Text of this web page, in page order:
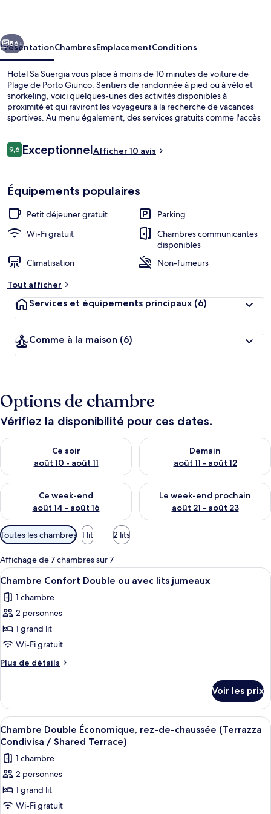
Suivant
56+
PrésentationChambresEmplacementConditions
Hotel Sa Suergia vous place à moins de 10 minutes de voiture de
Plage de Porto Giunco. Sentiers de randonnée à pied ou à vélo et
snorkeling, voici quelques-unes des activités disponibles à
proximité et qui raviront les voyageurs à la recherche de vacances
sportives. Au menu également, des services gratuits comme l'accès
Avis
voyageurs
9,69,6 sur 10
ExceptionnelAfficher 10 avis
Équipements populaires
Petit déjeuner gratuit
Parking
Wi-Fi gratuit
Chambres communicantes
disponibles
Climatisation
Non-fumeurs
Tout afficher
Services et équipements principaux (6)
Comme à la maison (6)
Options de chambre
Vérifiez la disponibilité pour ces dates.
Ce soir
août 10 - août 11
Vérifier la disponibilité pour ce soir août 10 - août 11
Demain
août 11 - août 12
Vérifier la disponibilité pour
Ce week-end
août 14 - août 16
Vérifier la disponibilité pour ce week-end août 14 - août 16
Le week-end prochain
août 21 - août 23
Vérifier la disponibilité pour
Filtres
disponibles
pour
les
chambres
Toutes les chambres 1 lit 2 lits
Affichage de 7 chambres sur 7
Afficher
toutes
les
photos
pour
ce
type
de
Chambre
Confort
Double
ou
avec
lits
jumeaux
Chambre Confort Double ou avec
6
Chambre Confort Double ou avec lits jumeaux
1 chambre
2 personnes
1 grand lit
Wi-Fi gratuit
Plus de détails
Plus
le
type
de
chambre
Confort
Double
avec
lits
Voir les prix
Afficher
toutes
les
photos
pour
ce
type
Chambre Double Économique, rez-
6
Chambre Double Économique, rez-de-chaussée (Terrazza
Condivisa / Shared Terrace)
1 chambre
2 personnes
1 grand lit
Wi-Fi gratuit